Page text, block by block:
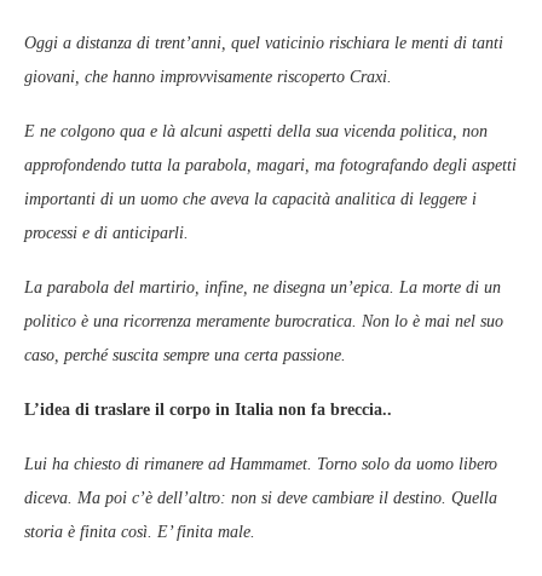
Oggi a distanza di trent’anni, quel vaticinio rischiara le menti di tanti
giovani, che hanno improvvisamente riscoperto Craxi.
E ne colgono qua e là alcuni aspetti della sua vicenda politica, non
approfondendo tutta la parabola, magari, ma fotografando degli aspetti
importanti di un uomo che aveva la capacità analitica di leggere i
processi e di anticiparli.
La parabola del martirio, infine, ne disegna un’epica. La morte di un
politico è una ricorrenza meramente burocratica. Non lo è mai nel suo
caso, perché suscita sempre una certa passione.
L’idea di traslare il corpo in Italia non fa breccia..
Lui ha chiesto di rimanere ad Hammamet. Torno solo da uomo libero
diceva. Ma poi c’è dell’altro: non si deve cambiare il destino. Quella
storia è finita così. E’ finita male.